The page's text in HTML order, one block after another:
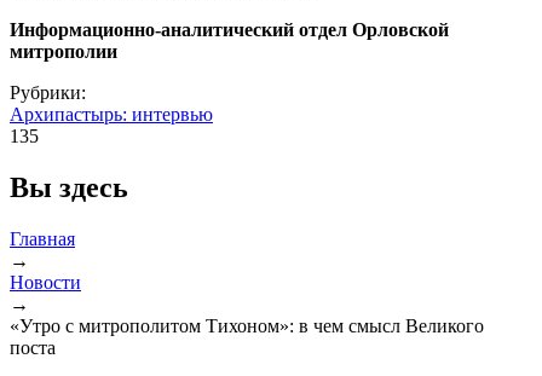
Информационно-аналитический отдел Орловской
митрополии
Рубрики:
Архипастырь: интервью
135
Вы здесь
Главная
→
Новости
→
«Утро с митрополитом Тихоном»: в чем смысл Великого
поста